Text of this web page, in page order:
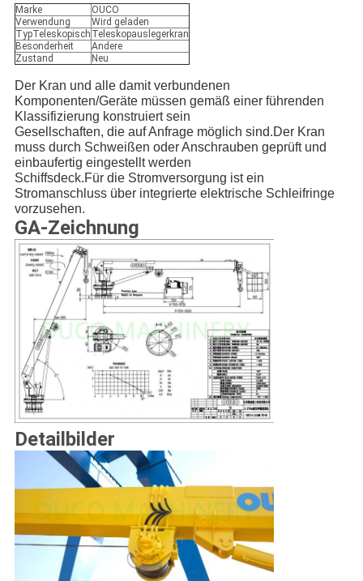
Marke
OUCO
Verwendung
Wird geladen
TypTeleskopisch Teleskopauslegerkran
Besonderheit
Andere
Zustand
Neu
Der Kran und alle damit verbundenen
Komponenten/Geräte müssen gemäß einer führenden
Klassifizierung konstruiert sein
Gesellschaften, die auf Anfrage möglich sind.Der Kran
muss durch Schweißen oder Anschrauben geprüft und
einbaufertig eingestellt werden
Schiffsdeck.Für die Stromversorgung ist ein
Stromanschluss über integrierte elektrische Schleifringe
vorzusehen.
GA-Zeichnung
Detailbilder